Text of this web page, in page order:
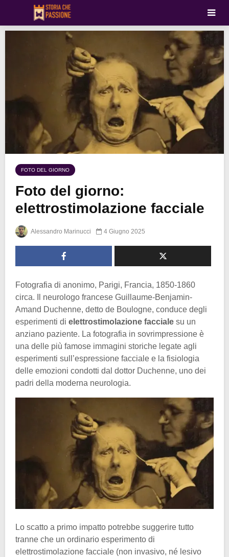
FOTO DEL GIORNO
Foto del giorno:
elettrostimolazione facciale
Alessandro Marinucci 4 Giugno 2025
Fotografia di anonimo, Parigi, Francia, 1850-1860
circa. Il neurologo francese Guillaume-Benjamin-
Amand Duchenne, detto de Boulogne, conduce degli
esperimenti di elettrostimolazione facciale su un
anziano paziente. La fotografia in sovrimpressione è
una delle più famose immagini storiche legate agli
esperimenti sull’espressione facciale e la fisiologia
delle emozioni condotti dal dottor Duchenne, uno dei
padri della moderna neurologia.
Lo scatto a primo impatto potrebbe suggerire tutto
tranne che un ordinario esperimento di
elettrostimolazione facciale (non invasivo, né lesivo